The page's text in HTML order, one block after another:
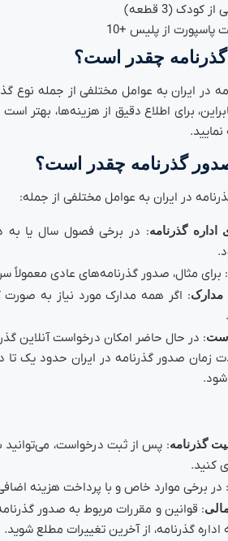
کودک (3 قطعه)
پاسپورت از پلیس +10
چقدر است؟
در ایران به عوامل مختلفی از جمله نوع
برای اطلاع دقیق از هزینه‌ها، بهتر
گذرنامه چقدر است؟
در ایران به عوامل مختلفی از جمله:
اداره گذرنامه: در برخی فصول سال یا به
: برای مثال، صدور گذرنامه‌های عادی معمولاً
مدارک: اگر همه مدارک مورد نیاز به
: در حال حاضر امکان درخواست آنلاین
زمان صدور گذرنامه در ایران حدود یک
شود.
گذرنامه: پس از ثبت درخواست، می‌توانید
کنید.
: در برخی موارد خاص و با پرداخت هزینه
: قوانین و مقررات مربوط به صدور
اداره گذرنامه، از آخرین تغییرات مطلع شوید.